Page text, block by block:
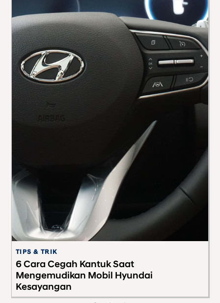
TIPS & TRIK
6 Cara Cegah Kantuk Saat
Mengemudikan Mobil Hyundai
Kesayangan